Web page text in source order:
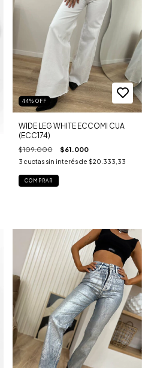
44% OFF
WIDE LEG WHITE ECCOMI CUA
(ECC174)
$109.000 $61.000
3 cuotas sin interés de $20.333,33
COMPRAR